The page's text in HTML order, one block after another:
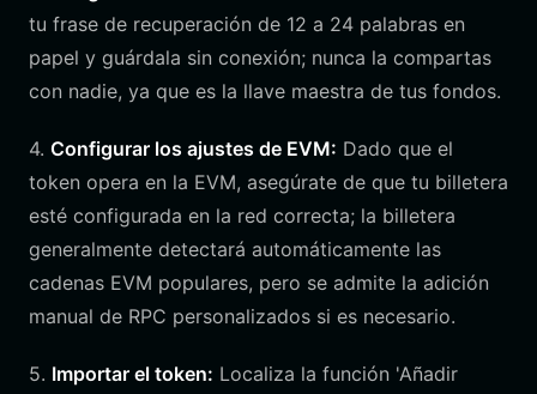
tu frase de recuperación de 12 a 24 palabras en
papel y guárdala sin conexión; nunca la compartas
con nadie, ya que es la llave maestra de tus fondos.
4. Configurar los ajustes de EVM: Dado que el
token opera en la EVM, asegúrate de que tu billetera
esté configurada en la red correcta; la billetera
generalmente detectará automáticamente las
cadenas EVM populares, pero se admite la adición
manual de RPC personalizados si es necesario.
5. Importar el token: Localiza la función 'Añadir